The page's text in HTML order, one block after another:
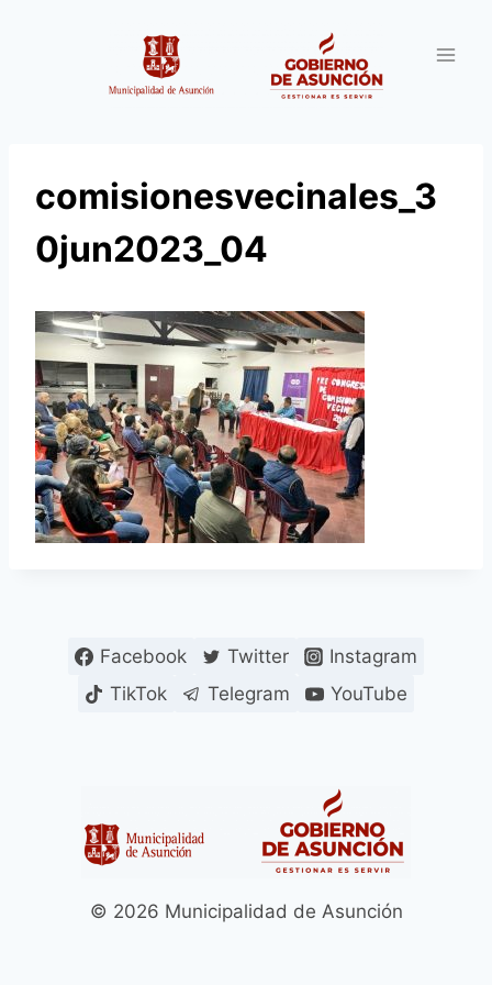
comisionesvecinales_3
0jun2023_04
Facebook Twitter
Instagram
TikTok
Telegram YouTube
© 2026 Municipalidad de Asunción